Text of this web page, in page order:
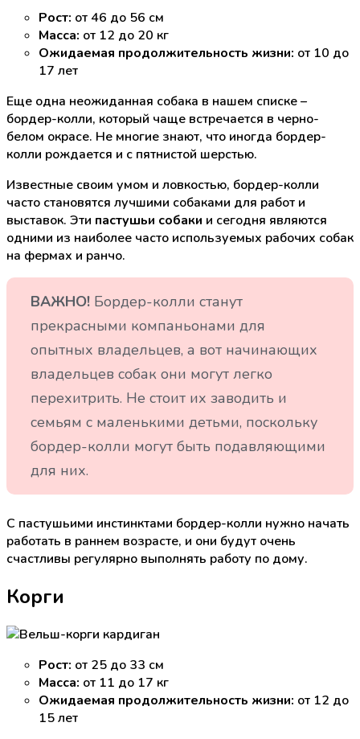
Рост: от 46 до 56 см
Масса: от 12 до 20 кг
Ожидаемая продолжительность жизни: от 10 до
17 лет
Еще одна неожиданная собака в нашем списке –
бордер-колли, который чаще встречается в черно-
белом окрасе. Не многие знают, что иногда бордер-
колли рождается и с пятнистой шерстью.
Известные своим умом и ловкостью, бордер-колли
часто становятся лучшими собаками для работ и
выставок. Эти пастушьи собаки и сегодня являются
одними из наиболее часто используемых рабочих собак
на фермах и ранчо.
ВАЖНО! Бордер-колли станут
прекрасными компаньонами для
опытных владельцев, а вот начинающих
владельцев собак они могут легко
перехитрить. Не стоит их заводить и
семьям с маленькими детьми, поскольку
бордер-колли могут быть подавляющими
для них.
С пастушьими инстинктами бордер-колли нужно начать
работать в раннем возрасте, и они будут очень
счастливы регулярно выполнять работу по дому.
Корги
Рост: от 25 до 33 см
Масса: от 11 до 17 кг
Ожидаемая продолжительность жизни: от 12 до
15 лет